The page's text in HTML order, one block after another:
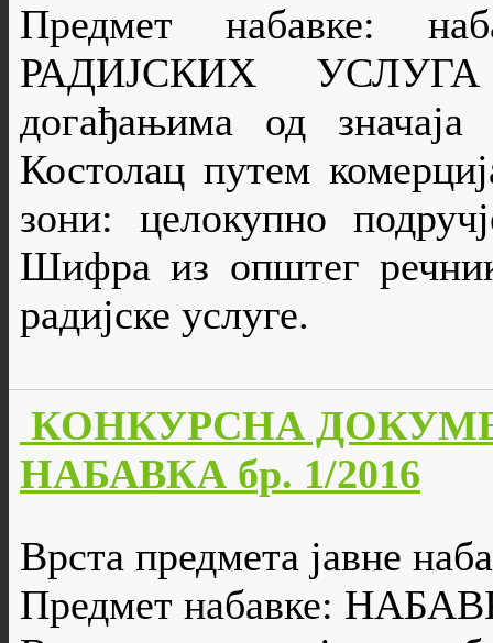
Предмет набавке:
РАДИЈСКИХ УСЛУГА
догађањима од
Костолац путем
зони: целокупно
Шифра из општег
радијске услуге.
КОНКУРСНА
НАБАВКА бр. 1/2016
Врста предмета јавне
Предмет набавке: